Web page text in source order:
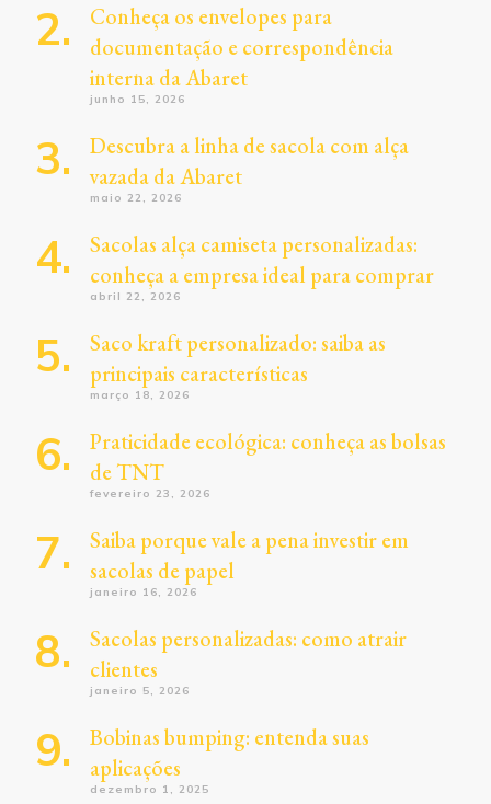
Conheça os envelopes para
documentação e correspondência
interna da Abaret
junho 15, 2026
Descubra a linha de sacola com alça
vazada da Abaret
maio 22, 2026
Sacolas alça camiseta personalizadas:
conheça a empresa ideal para comprar
abril 22, 2026
Saco kraft personalizado: saiba as
principais características
março 18, 2026
Praticidade ecológica: conheça as bolsas
de TNT
fevereiro 23, 2026
Saiba porque vale a pena investir em
sacolas de papel
janeiro 16, 2026
Sacolas personalizadas: como atrair
clientes
janeiro 5, 2026
Bobinas bumping: entenda suas
aplicações
dezembro 1, 2025